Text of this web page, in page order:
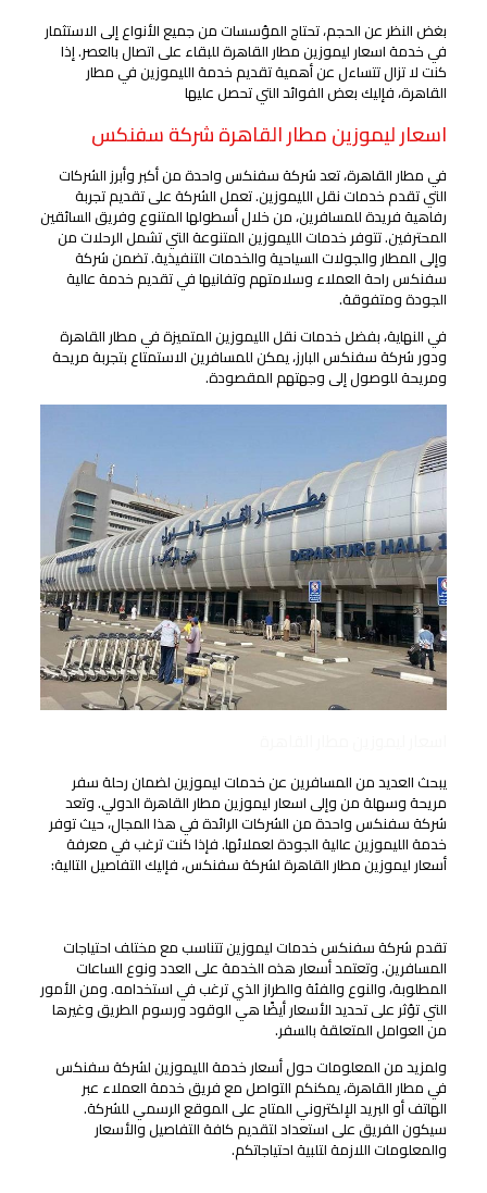
بغض النظر عن الحجم، تحتاج المؤسسات من جميع الأنواع إلى الاستثمار
في خدمة اسعار ليموزين مطار القاهرة للبقاء على اتصال بالعصر. إذا
كنت لا تزال تتساءل عن أهمية تقديم خدمة الليموزين في مطار
القاهرة، فإليك بعض الفوائد التي تحصل عليها
اسعار ليموزين مطار القاهرة شركة سفنكس
في مطار القاهرة، تعد شركة سفنكس واحدة من أكبر وأبرز الشركات
التي تقدم خدمات نقل الليموزين. تعمل الشركة على تقديم تجربة
رفاهية فريدة للمسافرين، من خلال أسطولها المتنوع وفريق السائقين
المحترفين. تتوفر خدمات الليموزين المتنوعة التي تشمل الرحلات من
وإلى المطار والجولات السياحية والخدمات التنفيذية. تضمن شركة
سفنكس راحة العملاء وسلامتهم وتفانيها في تقديم خدمة عالية
الجودة ومتفوقة.
في النهاية، بفضل خدمات نقل الليموزين المتميزة في مطار القاهرة
ودور شركة سفنكس البارز، يمكن للمسافرين الاستمتاع بتجربة مريحة
ومريحة للوصول إلى وجهتهم المقصودة.
يبحث العديد من المسافرين عن خدمات ليموزين لضمان رحلة سفر
مريحة وسهلة من وإلى اسعار ليموزين مطار القاهرة الدولي. وتعد
شركة سفنكس واحدة من الشركات الرائدة في هذا المجال، حيث توفر
خدمة الليموزين عالية الجودة لعملائها. فإذا كنت ترغب في معرفة
أسعار ليموزين مطار القاهرة لشركة سفنكس، فإليك التفاصيل التالية:
تقدم شركة سفنكس خدمات ليموزين تتناسب مع مختلف احتياجات
المسافرين. وتعتمد أسعار هذه الخدمة على العدد ونوع الساعات
المطلوبة، والنوع والفئة والطراز الذي ترغب في استخدامه. ومن الأمور
التي تؤثر على تحديد الأسعار أيضًا هي الوقود ورسوم الطريق وغيرها
من العوامل المتعلقة بالسفر.
ولمزيد من المعلومات حول أسعار خدمة الليموزين لشركة سفنكس
في مطار القاهرة، يمكنكم التواصل مع فريق خدمة العملاء عبر
الهاتف أو البريد الإلكتروني المتاح على الموقع الرسمي للشركة.
سيكون الفريق على استعداد لتقديم كافة التفاصيل والأسعار
والمعلومات اللازمة لتلبية احتياجاتكم.